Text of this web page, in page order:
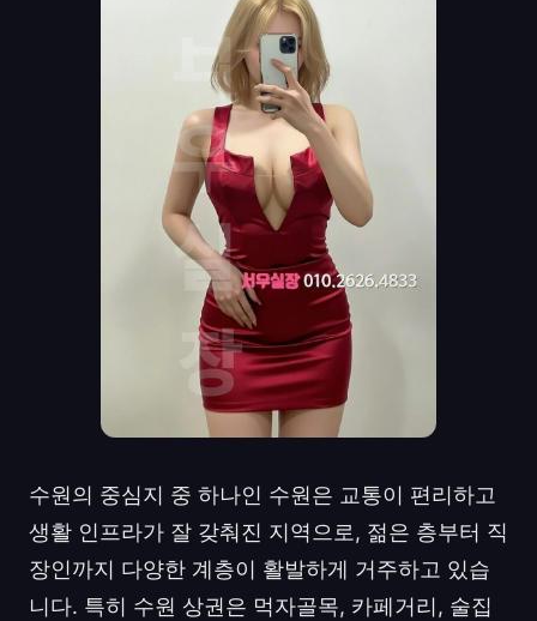
수원의 중심지 중 하나인 수원은 교통이 편리하고
생활 인프라가 잘 갖춰진 지역으로, 젊은 층부터 직
장인까지 다양한 계층이 활발하게 거주하고 있습
니다. 특히 수원 상권은 먹자골목, 카페거리, 술집